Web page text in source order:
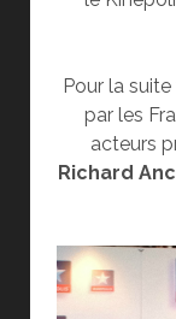
Pour la
par les
acteurs
Richard